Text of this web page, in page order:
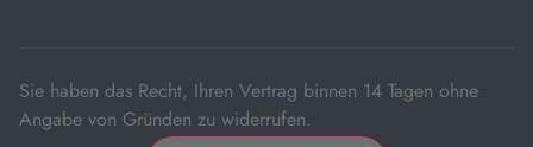
Sie haben das Recht, Ihren Vertrag binnen 14 Tagen ohne
Angabe von Gründen zu widerrufen.